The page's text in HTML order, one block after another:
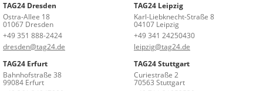
TAG24 Dresden
Ostra-Allee 18
01067 Dresden
+49 351 888-2424
dresden@tag24.de
TAG24 Leipzig
Karl-Liebknecht-Straße 8
04107 Leipzig
+49 341 24250430
leipzig@tag24.de
TAG24 Erfurt
Bahnhofstraße 38
99084 Erfurt
TAG24 Stuttgart
Curiestraße 2
70563 Stuttgart